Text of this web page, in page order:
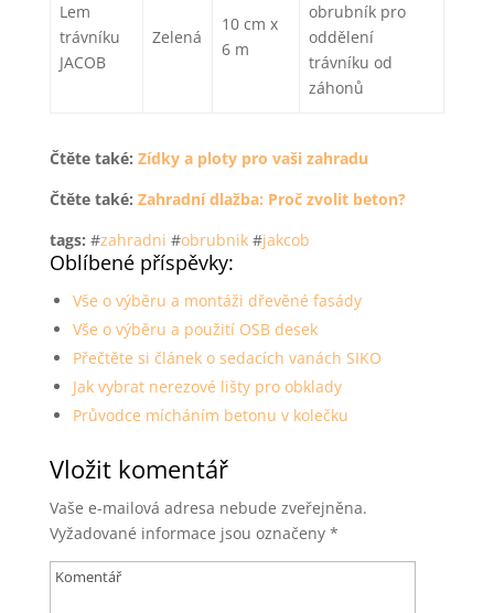
Lem
trávníku
JACOB
Zelená
10 cm x
6 m
obrubník pro
oddělení
trávníku od
záhonů
Čtěte také: Zídky a ploty pro vaši zahradu
Čtěte také: Zahradní dlažba: Proč zvolit beton?
tags: #zahradni #obrubnik#jakcob
Oblíbené příspěvky:
Vše o výběru a montáži dřevěné fasády
Vše o výběru a použití OSB desek
Přečtěte si článek o sedacích vanách SIKO
Jak vybrat nerezové lišty pro obklady
Průvodce mícháním betonu v kolečku
Vložit komentář
Vaše e-mailová adresa nebude zveřejněna.
Vyžadované informace jsou označeny *